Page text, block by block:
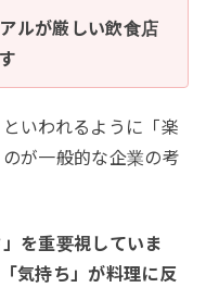
ルが厳しい飲食店
いわれるように「楽
が一般的な企業の考
を重要視していま
気持ち」が料理に反